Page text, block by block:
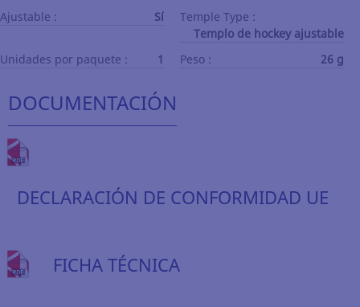
Ajustable :
Sí
Temple Type :
Templo de hockey ajustable
Unidades por paquete :
1 Peso : 26 g
DOCUMENTACIÓN
DECLARACIÓN DE CONFORMIDAD UE
FICHA TÉCNICA